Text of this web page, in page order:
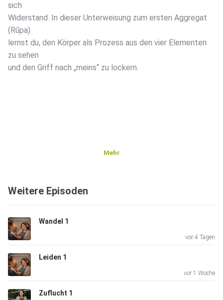
sich
Widerstand. In dieser Unterweisung zum ersten Aggregat
(Rūpa)
lernst du, den Körper als Prozess aus den vier Elementen
zu sehen
und den Griff nach „meins“ zu lockern.
Mehr
Weitere Episoden
Wandel 1
vor 4 Tagen
Leiden 1
vor 1 Woche
Zuflucht 1